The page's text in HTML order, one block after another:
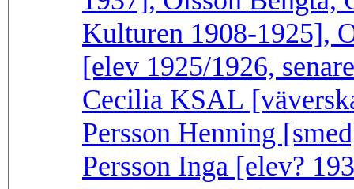
Kulturen 1908-1925],
[elev 1925/1926,
Cecilia KSAL
Persson Henning
Persson Inga [elev?